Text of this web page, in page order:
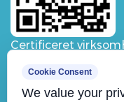
Certificeret
Cookie Consent
We value your